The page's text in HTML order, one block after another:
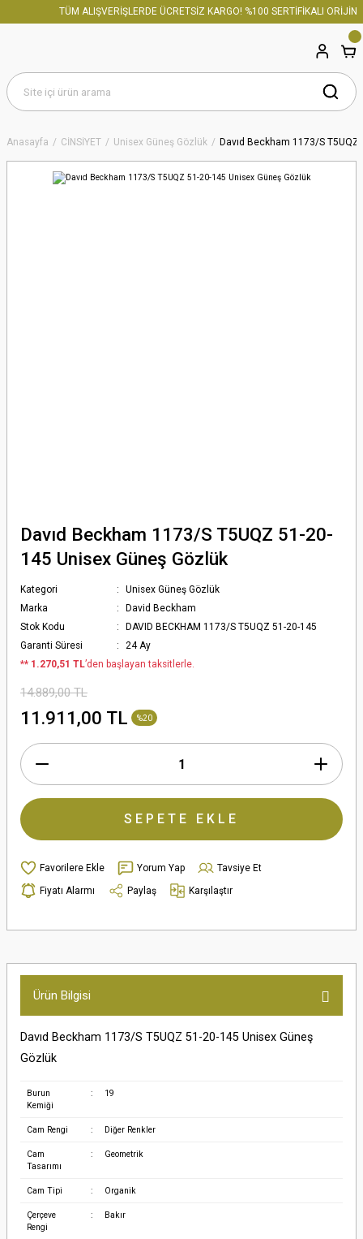
TÜM ALIŞVERİŞLERDE ÜCRETSİZ KARGO! %100 SERTİFİKALI ORİJİNAL
Anasayfa CİNSİYET Unisex Güneş Gözlük Davıd Beckham 1173/S
Davıd Beckham 1173/S T5UQZ 51-20-
145 Unisex Güneş Gözlük
Kategori
Unisex Güneş Gözlük
Marka
David Beckham
Stok Kodu
DAVID BECKHAM 1173/S T5UQZ 51-20-145
Garanti Süresi
24 Ay
** 1.270,51 TL’den başlayan taksitlerle.
14.889,00 TL
11.911,00 TL %20
SEPETE EKLE
Yorum Yap
Tavsiye Et
Fiyatı Alarmı
Paylaş Karşılaştır
Ürün Bilgisi
Davıd Beckham 1173/S T5UQZ 51-20-145 Unisex Güneş
Gözlük
Burun
Kemiği
: 19
Cam Rengi : Diğer Renkler
Cam
Tasarımı
: Geometrik
Cam Tipi : Organik
Çerçeve
Rengi
: Bakır